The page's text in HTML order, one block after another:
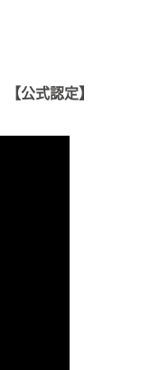
公式認定】